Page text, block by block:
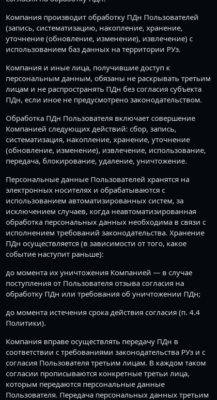
Компания производит обработку ПДн Пользователей
(запись, систематизацию, накопление, хранение,
уточнение (обновление, изменение), извлечение) с
использованием баз данных на территории РУз.
Компания и иные лица, получившие доступ к
персональным данным, обязаны не раскрывать третьим
лицам и не распространять ПДн без согласия субъекта
ПДн, если иное не предусмотрено законодательством.
Обработка ПДн Пользователя включает совершение
Компанией следующих действий: сбор, запись,
систематизация, накопление, хранение, уточнение
(обновление, изменение), извлечение, использование,
передача, блокирование, удаление, уничтожение.
Персональные данные Пользователей хранятся на
электронных носителях и обрабатываются с
использованием автоматизированных систем, за
исключением случаев, когда неавтоматизированная
обработка персональных данных необходима в связи с
исполнением требований законодательства. Хранение
ПДн осуществляется (в зависимости от того, какое
событие наступит раньше):
до момента их уничтожения Компанией — в случае
поступления от Пользователя отзыва согласия на
обработку ПДн или требования об уничтожении ПДн;
до момента истечения срока действия согласия (п. 4.4
Политики).
Компания вправе осуществлять передачу ПДн в
соответствии с требованиями законодательства РУз и с
согласия Пользователя третьим лицам. В каждом таком
согласии прописываются конкретные третьи лица,
которым передаются персональные данные
Пользователя. Передача персональных данных третьим